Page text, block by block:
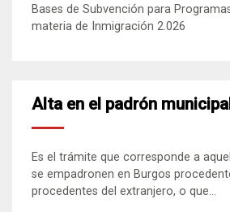
Bases de Subvención para
materia de Inmigración 2.026
Alta en el padrón
Es el trámite que corresponde a
se empadronen en Burgos
procedentes del extranjero, o que...